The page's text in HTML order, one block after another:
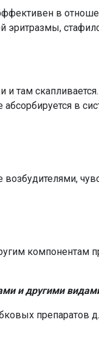
в
эритразмы,
и там
абсорбируется в
компонентам
и другими
препаратов